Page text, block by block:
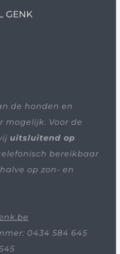
GENK
de honden en
mogelijk. Voor de
uitsluitend op
bereikbaar
op zon- en
0434 584 645